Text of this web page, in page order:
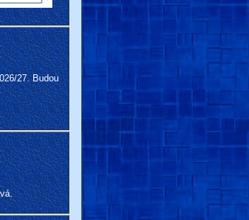
27. Budou